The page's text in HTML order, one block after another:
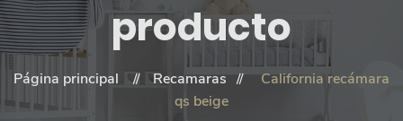
producto
Página principal Recamaras
California recámara
qs beige